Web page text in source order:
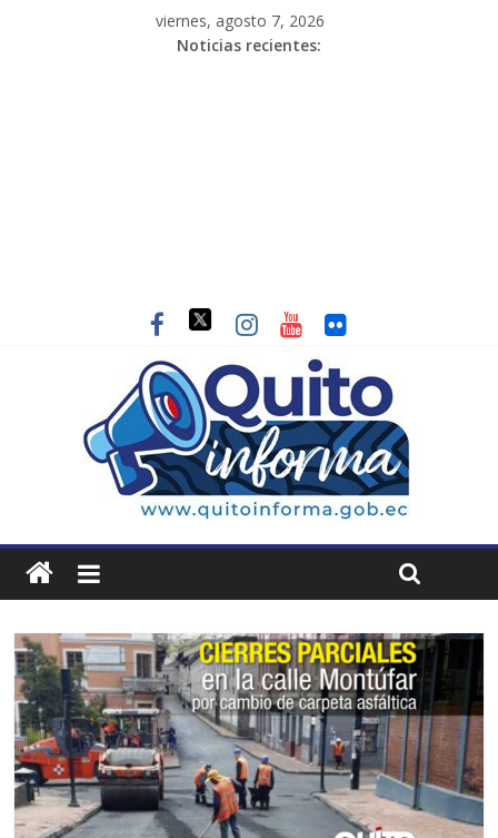
viernes, agosto 7, 2026
Noticias recientes: